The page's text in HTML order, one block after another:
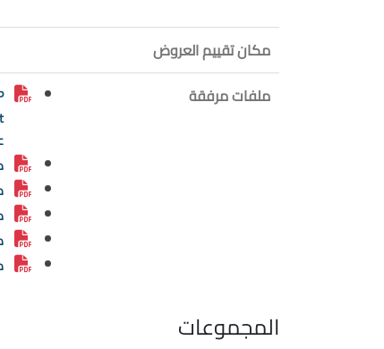
مكان تقييم العروض
ملفات مرفقة
المجموعات